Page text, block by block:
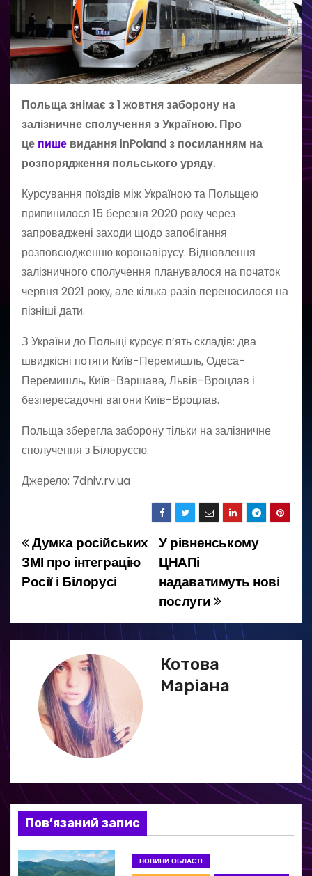
Польща знімає з 1 жовтня заборону на
залізничне сполучення з Україною. Про
це пише видання inPoland з посиланням на
розпорядження польського уряду.
Курсування поїздів між Україною та Польщею
припинилося 15 березня 2020 року через
запроваджені заходи щодо запобігання
розповсюдженню коронавірусу. Відновлення
залізничного сполучення планувалося на початок
червня 2021 року, але кілька разів переносилося на
пізніші дати.
З України до Польщі курсує п’ять складів: два
швидкісні потяги Київ-Перемишль, Одеса-
Перемишль, Київ-Варшава, Львів-Вроцлав і
безпересадочні вагони Київ-Вроцлав.
Польща зберегла заборону тільки на залізничне
сполучення з Білоруссю.
Джерело: 7dniv.rv.ua
Н
а
і
я
з
а
п
У рівненському
ЦНАПі
надаватимуть нові
послуги
Думка російських
ЗМІ про інтеграцію
Росії і Білорусі
Котова
Маріана
Пов’язаний запис
НОВИНИ ОБЛАСТІ